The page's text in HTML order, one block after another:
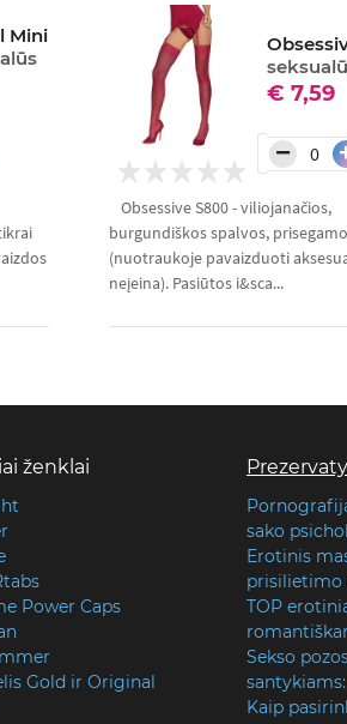
Mini
€ 7,59
−
Obsessive S800 - viliojanačios,
burgundiškos spalvos,
(nuotraukoje pavaizduoti
neįeina). Pasiūtos i&sca...
ženklai
Power Caps
Gold ir Original
sako
Erotinis
prisilietimo
TOP
Sekso
Kaip